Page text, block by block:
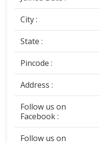
City :
State :
Pincode :
Address :
Follow us on
Facebook :
Follow us on